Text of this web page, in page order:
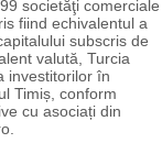
societăţi comerciale
fiind echivalentul a
subscris de
valută, Turcia
investitorilor în
Timiș, conform
cu asociați din